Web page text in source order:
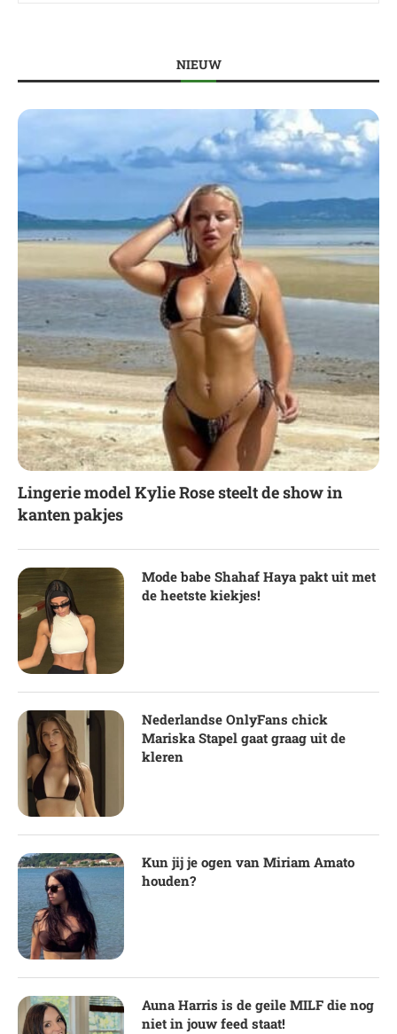
NIEUW
Lingerie model Kylie Rose steelt de show in
kanten pakjes
Mode babe Shahaf Haya pakt uit met
de heetste kiekjes!
Nederlandse OnlyFans chick
Mariska Stapel gaat graag uit de
kleren
Kun jij je ogen van Miriam Amato
houden?
Auna Harris is de geile MILF die nog
niet in jouw feed staat!